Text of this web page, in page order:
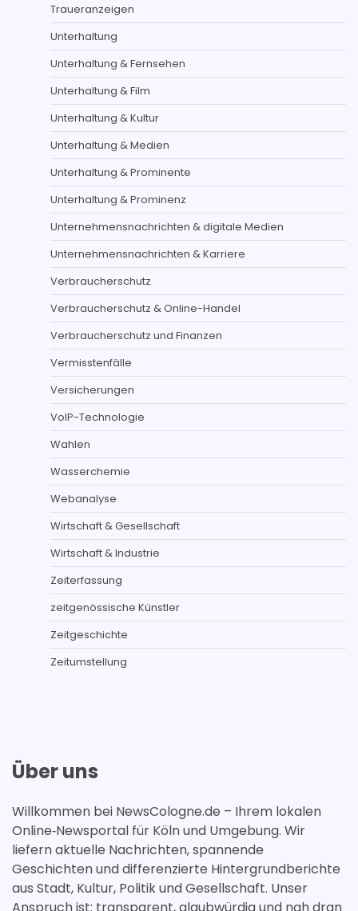
Traueranzeigen
Unterhaltung
Unterhaltung & Fernsehen
Unterhaltung & Film
Unterhaltung & Kultur
Unterhaltung & Medien
Unterhaltung & Prominente
Unterhaltung & Prominenz
Unternehmensnachrichten & digitale Medien
Unternehmensnachrichten & Karriere
Verbraucherschutz
Verbraucherschutz & Online-Handel
Verbraucherschutz und Finanzen
Vermisstenfälle
Versicherungen
VoIP-Technologie
Wahlen
Wasserchemie
Webanalyse
Wirtschaft & Gesellschaft
Wirtschaft & Industrie
Zeiterfassung
zeitgenössische Künstler
Zeitgeschichte
Zeitumstellung
Über uns
Willkommen bei NewsCologne.de – Ihrem lokalen
Online‑Newsportal für Köln und Umgebung. Wir
liefern aktuelle Nachrichten, spannende
Geschichten und differenzierte Hintergrundberichte
aus Stadt, Kultur, Politik und Gesellschaft. Unser